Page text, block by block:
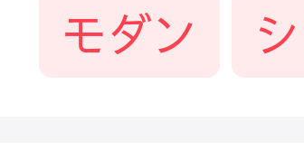
モダン